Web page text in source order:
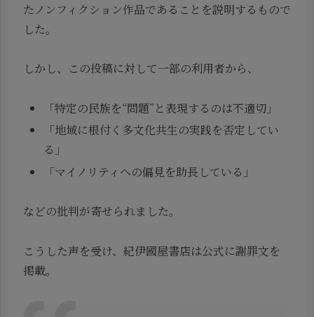
たノンフィクション作品であることを説明するもので
した。
しかし、この投稿に対して一部の利用者から、
「特定の民族を“問題”と表現するのは不適切」
「地域に根付く多文化共生の実践を否定してい
る」
「マイノリティへの偏見を助長している」
などの批判が寄せられました。
こうした声を受け、紀伊國屋書店は公式に謝罪文を
掲載。